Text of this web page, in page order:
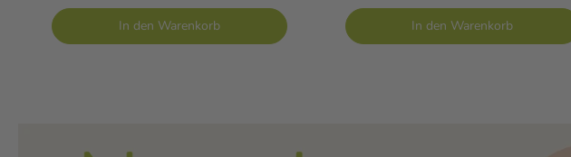
In den Warenkorb In den Warenkorb